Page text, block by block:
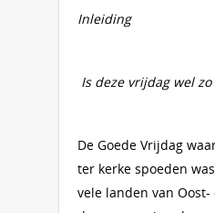
Inleiding
Is deze vrijdag wel zo
De Goede Vrijdag
ter kerke spoeden
vele landen van